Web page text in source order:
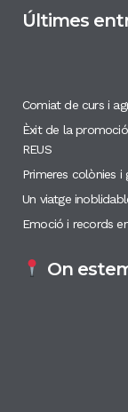
Últimes
Comiat de curs i
Èxit de la promoció
REUS
Primeres colònies i
Un viatge
Emoció i records
On